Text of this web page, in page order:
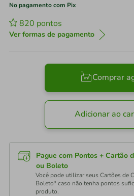
No pagamento com Pix
820 pontos
Ver formas de pagamento
Comprar
Adicionar ao
Pague com Pontos + Cartão
ou Boleto
Você pode utilizar seus Cartões de
Boleto* caso não tenha pontos
produto.